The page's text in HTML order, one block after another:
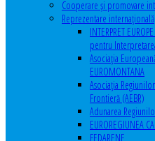
Cooperare şi promovare
Reprezentare internaţională
INTERPRET
pentru
Asociația
EUROMONTANA
Asociația
Frontieră (AEBR)
Adunarea
EUROREGIUNEA
FEDARENE